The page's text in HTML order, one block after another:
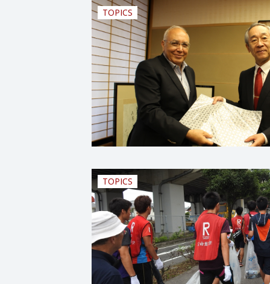
TOPICS
TOPICS